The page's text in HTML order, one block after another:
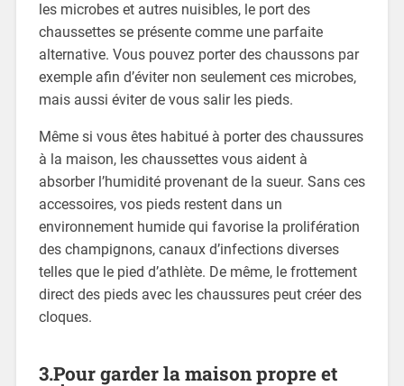
les microbes et autres nuisibles, le port des
chaussettes se présente comme une parfaite
alternative. Vous pouvez porter des chaussons par
exemple afin d’éviter non seulement ces microbes,
mais aussi éviter de vous salir les pieds.
Même si vous êtes habitué à porter des chaussures
à la maison, les chaussettes vous aident à
absorber l’humidité provenant de la sueur. Sans ces
accessoires, vos pieds restent dans un
environnement humide qui favorise la prolifération
des champignons, canaux d’infections diverses
telles que le pied d’athlète. De même, le frottement
direct des pieds avec les chaussures peut créer des
cloques.
3.Pour garder la maison propre et